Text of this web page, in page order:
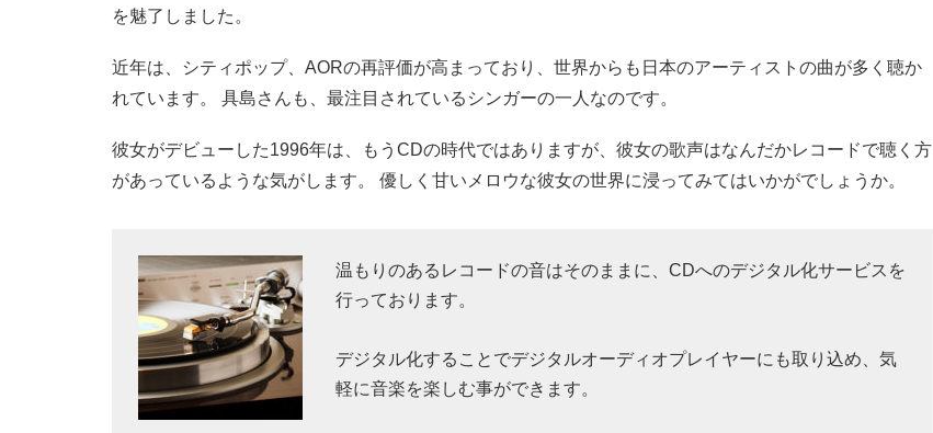
を魅了しました。
近年は、シティポップ、AORの再評価が高まっており、世界からも日本のアーティストの曲が多く聴か
れています。 具島さんも、最注目されているシンガーの一人なのです。
彼女がデビューした1996年は、もうCDの時代ではありますが、彼女の歌声はなんだかレコードで聴く方
があっているような気がします。 優しく甘いメロウな彼女の世界に浸ってみてはいかがでしょうか。
温もりのあるレコードの音はそのままに、CDへのデジタル化サービスを
行っております。
デジタル化することでデジタルオーディオプレイヤーにも取り込め、気
軽に音楽を楽しむ事ができます。